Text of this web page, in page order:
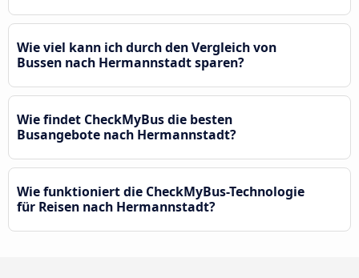
Wie viel kann ich durch den Vergleich von
Bussen nach Hermannstadt sparen?
Wie findet CheckMyBus die besten
Busangebote nach Hermannstadt?
Wie funktioniert die CheckMyBus-Technologie
für Reisen nach Hermannstadt?